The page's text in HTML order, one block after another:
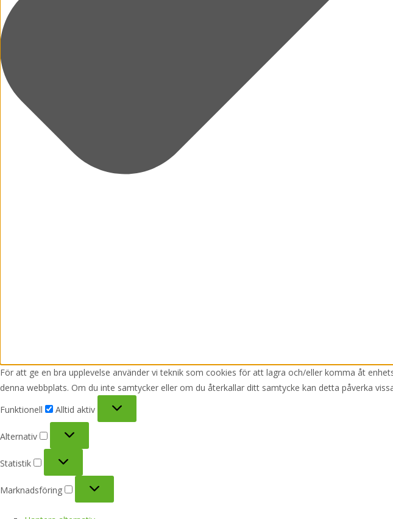
För att ge en bra upplevelse använder vi teknik som cookies för att lagra och/eller komma åt
denna webbplats. Om du inte samtycker eller om du återkallar ditt samtycke kan detta påverka
Funktionell
Alltid aktiv
Alternativ
Alternativ
Statistik
Statistik
Marknadsföring
Marknadsföring